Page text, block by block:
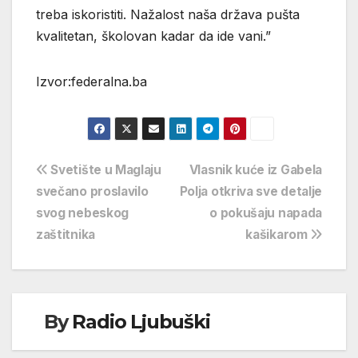
treba iskoristiti. Nažalost naša država pušta
kvalitetan, školovan kadar da ide vani.”
Izvor:federalna.ba
Navigacija
objava
Vlasnik kuće iz Gabela
Polja otkriva sve detalje
o pokušaju napada
kašikarom
Svetište u Maglaju
svečano proslavilo
svog nebeskog
zaštitnika
ByRadio Ljubuški